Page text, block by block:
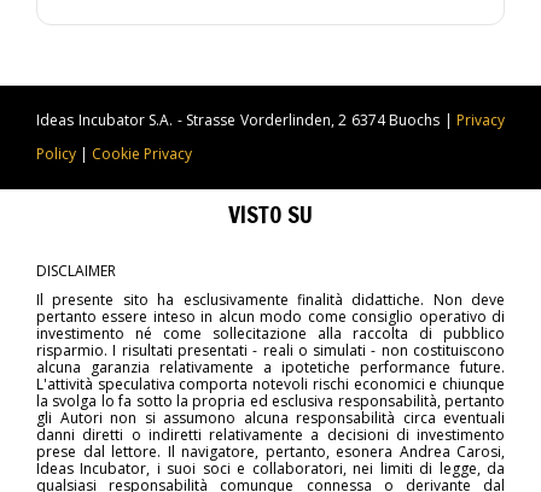
Ideas Incubator S.A. - Strasse Vorderlinden, 2 6374 Buochs | Privacy
Policy | Cookie Privacy
VISTO SU
DISCLAIMER
Il presente sito ha esclusivamente finalità didattiche. Non deve
pertanto essere inteso in alcun modo come consiglio operativo di
investimento né come sollecitazione alla raccolta di pubblico
risparmio. I risultati presentati - reali o simulati - non costituiscono
alcuna garanzia relativamente a ipotetiche performance future.
L'attività speculativa comporta notevoli rischi economici e chiunque
la svolga lo fa sotto la propria ed esclusiva responsabilità, pertanto
gli Autori non si assumono alcuna responsabilità circa eventuali
danni diretti o indiretti relativamente a decisioni di investimento
prese dal lettore. Il navigatore, pertanto, esonera Andrea Carosi,
Ideas Incubator, i suoi soci e collaboratori, nei limiti di legge, da
qualsiasi responsabilità comunque connessa o derivante dal